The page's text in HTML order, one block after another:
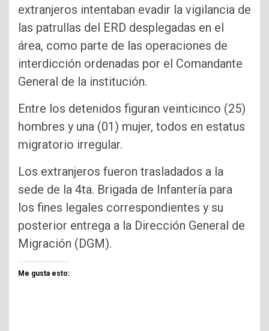
extranjeros intentaban evadir la vigilancia de
las patrullas del ERD desplegadas en el
área, como parte de las operaciones de
interdicción ordenadas por el Comandante
General de la institución.
Entre los detenidos figuran veinticinco (25)
hombres y una (01) mujer, todos en estatus
migratorio irregular.
Los extranjeros fueron trasladados a la
sede de la 4ta. Brigada de Infantería para
los fines legales correspondientes y su
posterior entrega a la Dirección General de
Migración (DGM).
Me gusta esto: